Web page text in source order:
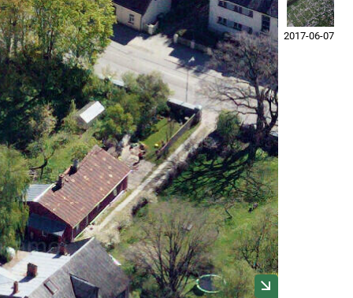
2017-06-07